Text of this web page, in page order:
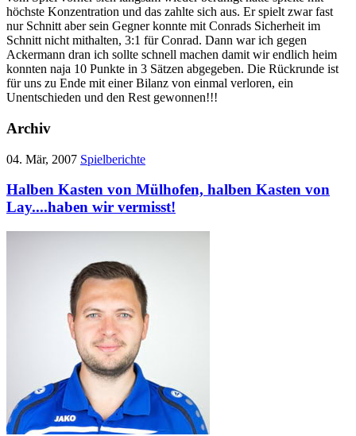
höchste Konzentration und das zahlte sich aus. Er spielt zwar fast
nur Schnitt aber sein Gegner konnte mit Conrads Sicherheit im
Schnitt nicht mithalten, 3:1 für Conrad. Dann war ich gegen
Ackermann dran ich sollte schnell machen damit wir endlich heim
konnten naja 10 Punkte in 3 Sätzen abgegeben. Die Rückrunde ist
für uns zu Ende mit einer Bilanz von einmal verloren, ein
Unentschieden und den Rest gewonnen!!!
Archiv
04. Mär, 2007 Spielberichte
Halben Kasten von Mülhofen, halben Kasten von
Lay....haben wir vermisst!